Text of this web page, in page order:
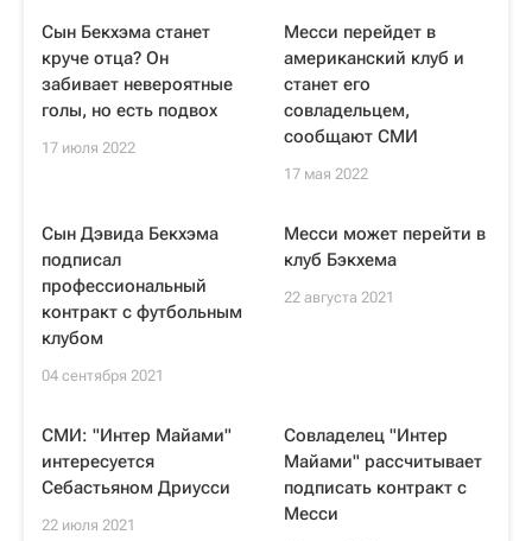
Сын Бекхэма станет
круче отца? Он
забивает невероятные
голы, но есть подвох
17 июля 2022
Месси перейдет в
американский клуб и
станет его
совладельцем,
сообщают СМИ
17 мая 2022
Сын Дэвида Бекхэма
подписал
профессиональный
контракт с футбольным
клубом
04 сентября 2021
Месси может перейти в
клуб Бэкхема
22 августа 2021
СМИ: "Интер Майами"
интересуется
Себастьяном Дриусси
22 июля 2021
Совладелец "Интер
Майами" рассчитывает
подписать контракт с
Месси